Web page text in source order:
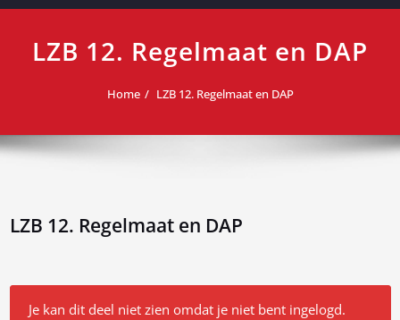
LZB 12. Regelmaat en DAP
Home LZB 12. Regelmaat en DAP
LZB 12. Regelmaat en DAP
Je kan dit deel niet zien omdat je niet bent ingelogd.